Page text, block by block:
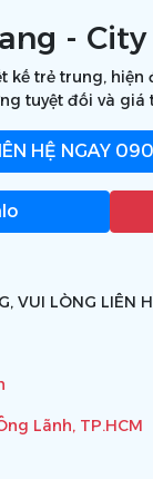
- City
trẻ trung, hiện
tuyệt đối và giá
HỆ NGAY
VUI LÒNG LIÊN
Lãnh, TP.HCM